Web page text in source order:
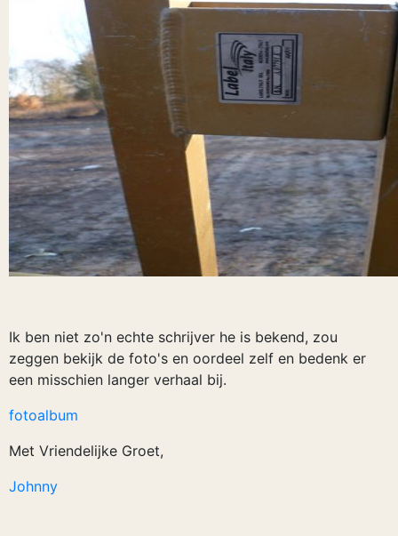
Ik ben niet zo'n echte schrijver he is bekend, zou
zeggen bekijk de foto's en oordeel zelf en bedenk er
een misschien langer verhaal bij.
fotoalbum
Met Vriendelijke Groet,
Johnny